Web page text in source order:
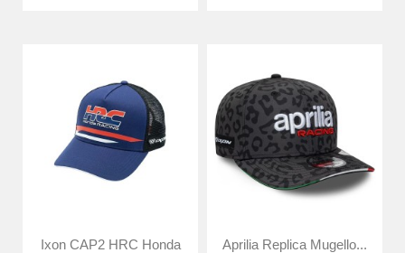
Ixon CAP2 HRC Honda
Aprilia Replica Mugello...